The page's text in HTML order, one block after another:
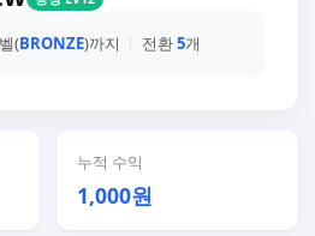
(BRONZE)까지 전환5개
누적 수익
1,000원